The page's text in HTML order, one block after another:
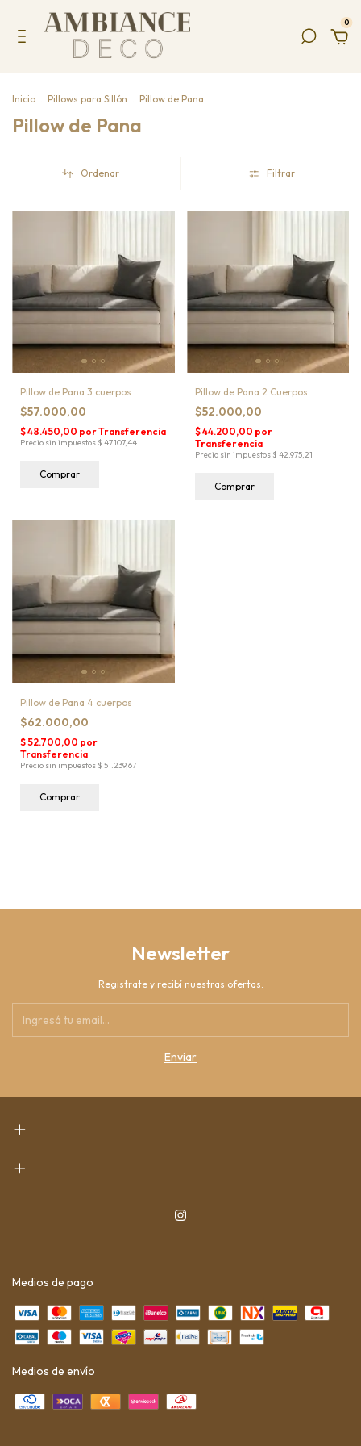
0
Inicio . Pillows para Sillón . Pillow de Pana
Pillow de Pana
Ordenar Filtrar
Pillow de Pana 3 cuerpos
$57.000,00
Comprar
Pillow de Pana 2 Cuerpos
$52.000,00
Comprar
Pillow de Pana 4 cuerpos
$62.000,00
Comprar
Newsletter
Registrate y recibí nuestras ofertas.
Medios de pago
Medios de envío